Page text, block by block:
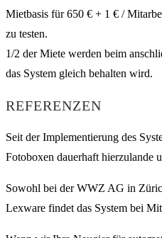
Mietbasis für 650 € + 1 € /
zu testen.
1/2 der Miete werden beim
das System gleich behalten wird.
REFERENZEN
Seit der Implementierung des
Fotoboxen dauerhaft hierzulande
Sowohl bei der WWZ AG in
Lexware findet das System bei